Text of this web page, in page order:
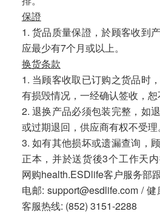
保證
1. 货品质量保證，於顾客收到
应最少有7个月或以上。
换货条款
1. 当顾客收取已订购之货品时
有损毁情况，一经确认签收，恕
2. 退换产品必须包装完整，如
或过期退回，供应商有权不受理。
3. 如有其他损坏或遗漏查询，
正本，并於送货後3个工作天
网购health.ESDlife客户服务部跟
电邮: support@esdlife.com /
客服热线: (852) 3151-2288